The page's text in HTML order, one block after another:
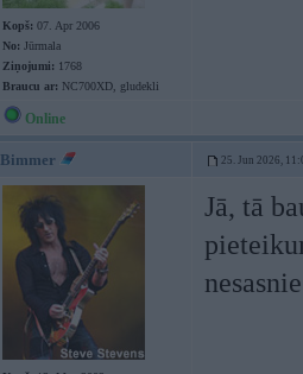
Kopš: 07. Apr 2006
No: Jūrmala
Ziņojumi: 1768
Braucu ar: NC700XD, gludekli
Online
Bimmer 25. Jun 2026,
Jā, tā